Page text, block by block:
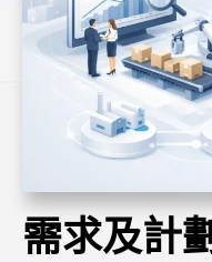
需求及計